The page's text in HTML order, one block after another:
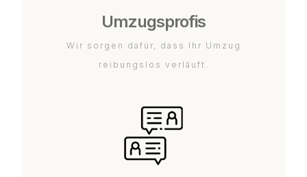
Umzugsprofis
Wir sorgen dafür, dass Ihr Umzug
reibungslos verläuft.